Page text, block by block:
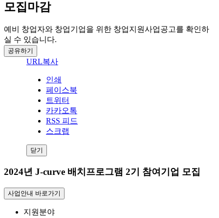
모집마감
예비 창업자와 창업기업을 위한 창업지원사업공고를 확인하
실 수 있습니다.
공유하기
URL복사
인쇄
페이스북
트위터
카카오톡
RSS 피드
스크랩
닫기
2024년 J-curve 배치프로그램 2기 참여기업 모집
사업안내 바로가기
지원분야